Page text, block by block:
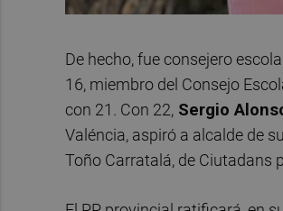
De hecho, fue consejero
16, miembro del Consejo
con 21. Con 22, Sergio
Valéncia, aspiró a alcalde de
Toño Carratalá, de Ciutadans